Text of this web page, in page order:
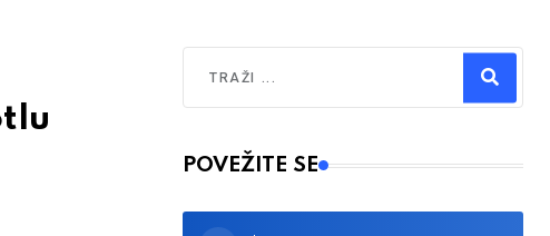
Type 2 or more characters for results.
POVEŽITE SE